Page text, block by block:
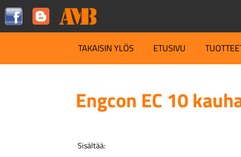
TAKAISIN YLÖS ETUSIVU
Engcon EC 10
Sisältää: